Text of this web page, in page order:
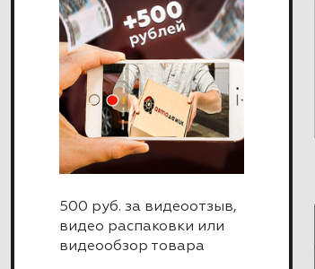
500 руб. за видеоотзыв,
видео распаковки или
видеообзор товара